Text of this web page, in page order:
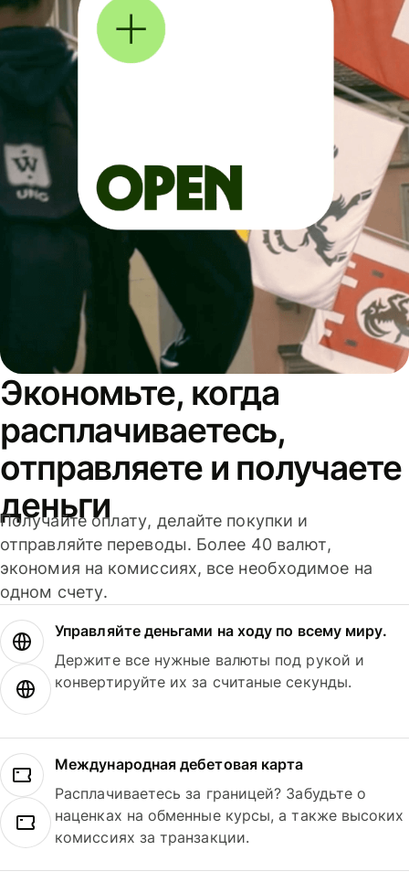
Экономьте, когда
расплачиваетесь,
отправляете и получаете
деньги
Получайте оплату, делайте покупки и
отправляйте переводы. Более 40 валют,
экономия на комиссиях, все необходимое на
одном счету.
Управляйте деньгами на ходу по всему миру.
Держите все нужные валюты под рукой и
конвертируйте их за считаные секунды.
Международная дебетовая карта
Расплачиваетесь за границей? Забудьте о
наценках на обменные курсы, а также высоких
комиссиях за транзакции.